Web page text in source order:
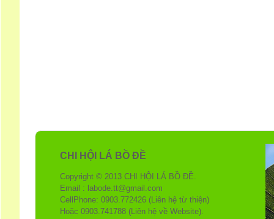
CHI HỘI LÁ BỒ ĐỀ
Copyright © 2013 CHI HỘI LÁ BỒ ĐỀ.
Email : labode.tt@gmail.com
CellPhone: 0903.772426 (Liên hệ từ thiện)
Hoặc 0903.741788 (Liên hệ về Website).